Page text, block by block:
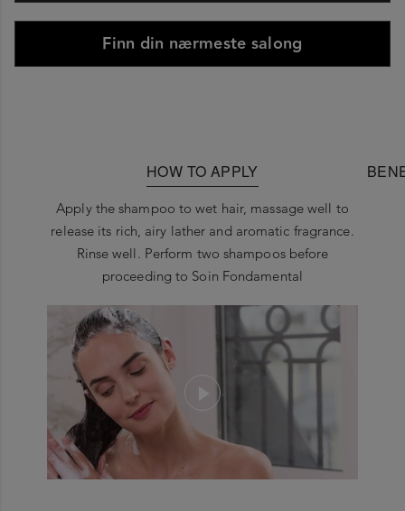
Finn din nærmeste salong
HOW TO APPLY
Apply the shampoo to wet hair, massage well to
release its rich, airy lather and aromatic fragrance.
Rinse well. Perform two shampoos before
proceeding to Soin Fondamental